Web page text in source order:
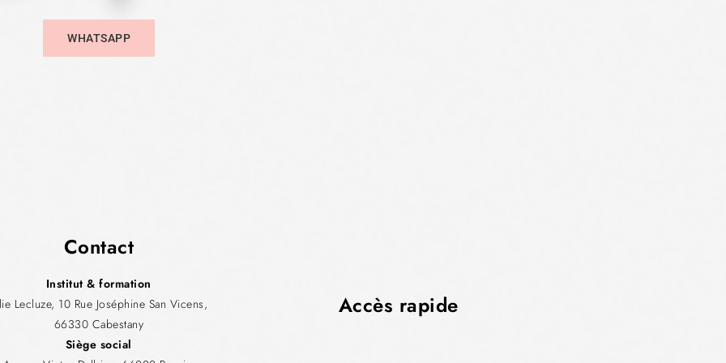
WHATSAPP
Contact
Institut & formation
Lecluze, 10 Rue Joséphine San Vicens,
66330 Cabestany
Siège social
Accès rapide